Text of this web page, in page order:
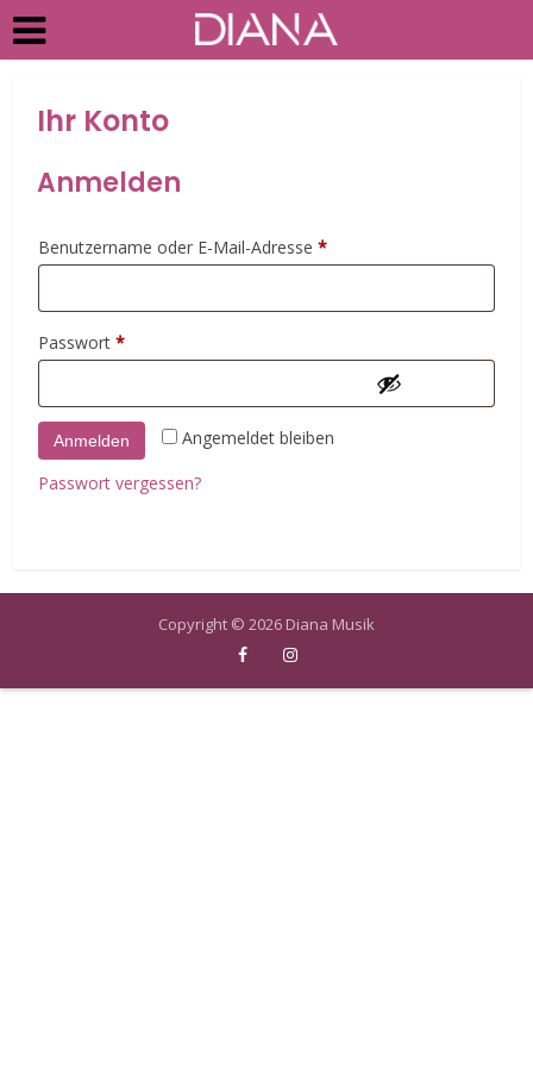
Ihr Konto
Anmelden
Benutzername oder E-Mail-Adresse*Erforderlich
Passwort*Erforderlich
Angemeldet bleiben
Anmelden
Passwort vergessen?
Copyright © 2026 Diana Musik